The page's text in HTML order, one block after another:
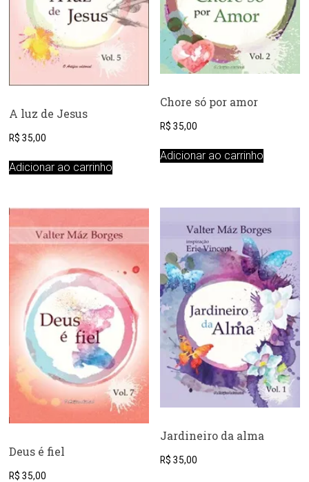
A luz de Jesus
R$ 35,00
Adicionar ao carrinho
Chore só por amor
R$ 35,00
Adicionar ao carrinho
Deus é fiel
R$ 35,00
Jardineiro da alma
R$ 35,00